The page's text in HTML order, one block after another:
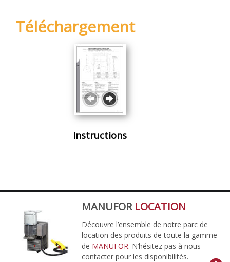
Téléchargement
Instructions
MANUFOR LOCATION
Découvre l’ensemble de notre parc de
location des produits de toute la gamme
de MANUFOR. N’hésitez pas à nous
contacter pour les disponibilités.